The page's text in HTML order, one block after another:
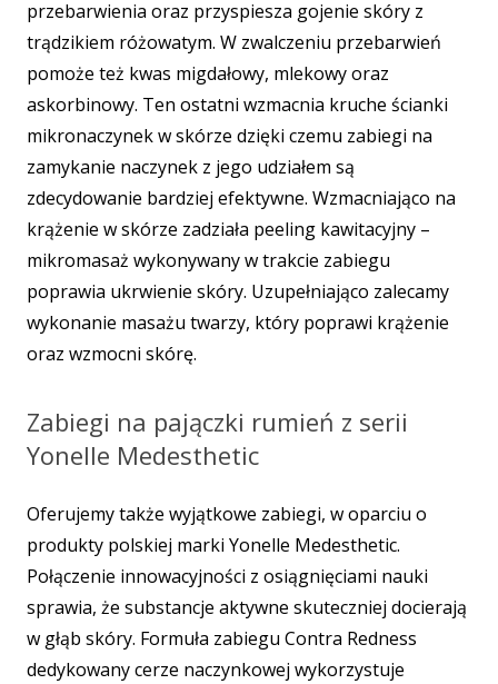
przebarwienia oraz przyspiesza gojenie skóry z
trądzikiem różowatym. W zwalczeniu przebarwień
pomoże też kwas migdałowy, mlekowy oraz
askorbinowy. Ten ostatni wzmacnia kruche ścianki
mikronaczynek w skórze dzięki czemu zabiegi na
zamykanie naczynek z jego udziałem są
zdecydowanie bardziej efektywne. Wzmacniająco na
krążenie w skórze zadziała peeling kawitacyjny –
mikromasaż wykonywany w trakcie zabiegu
poprawia ukrwienie skóry. Uzupełniająco zalecamy
wykonanie masażu twarzy, który poprawi krążenie
oraz wzmocni skórę.
Zabiegi na pajączki rumień z serii
Yonelle Medesthetic
Oferujemy także wyjątkowe zabiegi, w oparciu o
produkty polskiej marki Yonelle Medesthetic.
Połączenie innowacyjności z osiągnięciami nauki
sprawia, że substancje aktywne skuteczniej docierają
w głąb skóry. Formuła zabiegu Contra Redness
dedykowany cerze naczynkowej wykorzystuje